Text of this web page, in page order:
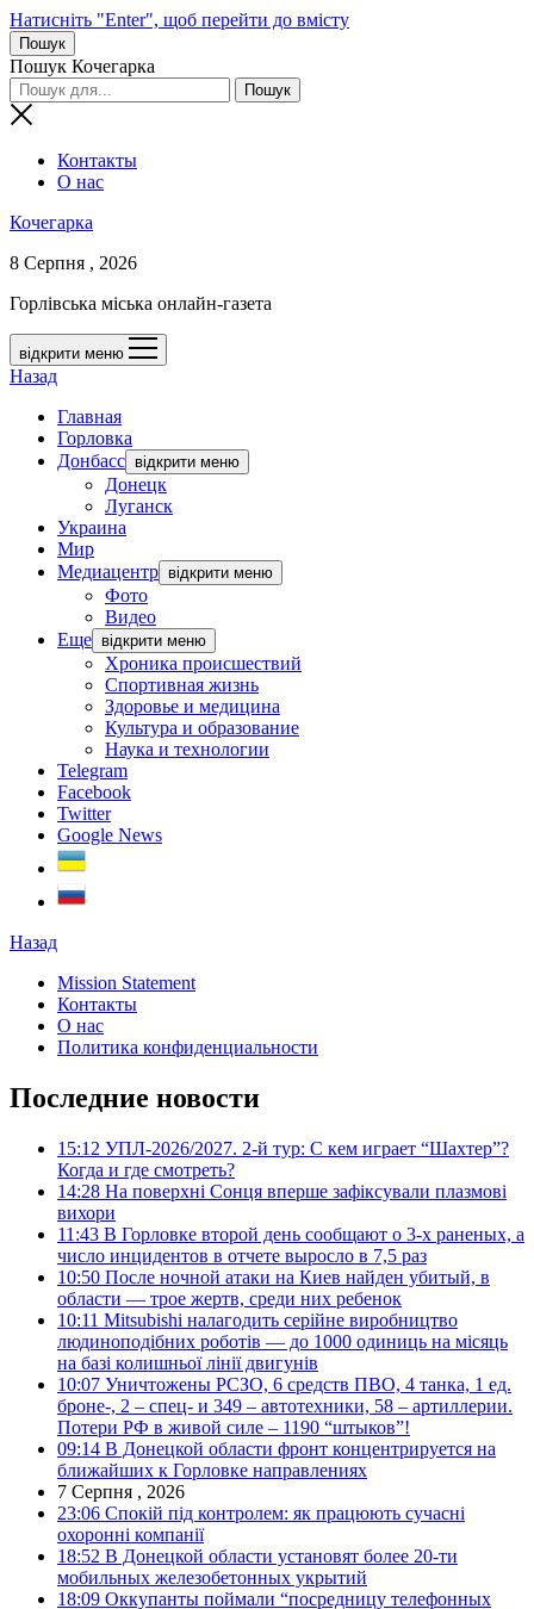
Натисніть "Enter", щоб перейти до вмісту
Пошук
Пошук Кочегарка
Контакты
О нас
Кочегарка
8 Серпня , 2026
Горлівська міська онлайн-газета
відкрити меню
Назад
Главная
Горловка
Донбасс відкрити меню
Донецк
Луганск
Украина
Мир
Медиацентр відкрити меню
Фото
Видео
Еще відкрити меню
Хроника происшествий
Спортивная жизнь
Здоровье и медицина
Культура и образование
Наука и технологии
Telegram
Facebook
Twitter
Google News
Назад
Mission Statement
Контакты
О нас
Политика конфиденциальности
Последние новости
15:12 УПЛ-2026/2027. 2-й тур: С кем играет “Шахтер”?
Когда и где смотреть?
14:28 На поверхні Сонця вперше зафіксували плазмові
вихори
11:43 В Горловке второй день сообщают о 3-х раненых, а
число инцидентов в отчете выросло в 7,5 раз
10:50 После ночной атаки на Киев найден убитый, в
области — трое жертв, среди них ребенок
10:11 Mitsubishi налагодить серійне виробництво
людиноподібних роботів — до 1000 одиниць на місяць
на базі колишньої лінії двигунів
10:07 Уничтожены РСЗО, 6 средств ПВО, 4 танка, 1 ед.
броне-, 2 – спец- и 349 – автотехники, 58 – артиллерии.
Потери РФ в живой силе – 1190 “штыков”!
09:14 В Донецкой области фронт концентрируется на
ближайших к Горловке направлениях
7 Серпня , 2026
23:06 Спокій під контролем: як працюють сучасні
охоронні компанії
18:52 В Донецкой области установят более 20-ти
мобильных железобетонных укрытий
18:09 Оккупанты поймали “посредницу телефонных